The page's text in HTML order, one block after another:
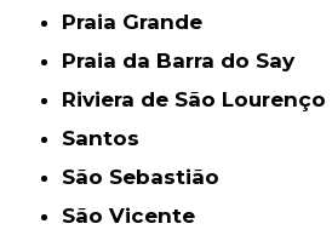
Praia Grande
Praia da Barra do Say
Riviera de São Lourenço
Santos
São Sebastião
São Vicente